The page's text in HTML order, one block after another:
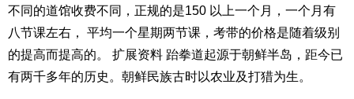
不同的道馆收费不同，正规的是150 以上一个月，一个月有
八节课左右， 平均一个星期两节课，考带的价格是随着级别
的提高而提高的。 扩展资料 跆拳道起源于朝鲜半岛，距今已
有两千多年的历史。朝鲜民族古时以农业及打猎为生。